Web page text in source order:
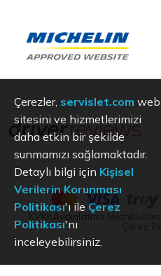
Aydınlatma Metni
Çerez
Çerezler, servislet.com web
sitesini ve hizmetlerimizi
daha etkin bir şekilde
sunmamızı sağlamaktadır.
Detaylı bilgi için Kişisel
Verilerin Korunması
Politikası'ı ile Çerez
Politikası'nı
inceleyebilirsiniz.